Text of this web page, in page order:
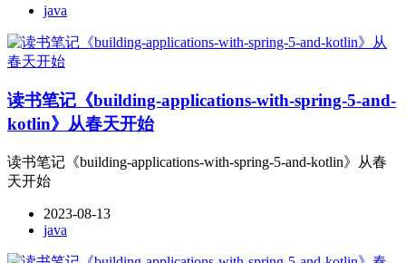
java
读书笔记《building-applications-with-spring-5-and-
kotlin》从春天开始
读书笔记《building-applications-with-spring-5-and-kotlin》从春
天开始
2023-08-13
java